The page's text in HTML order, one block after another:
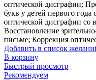
оптической дисграфии;
букв у детей первого
оптической дисграфии со
Восстановление
письме; Коррекция
Добавить в список
В корзину
Быстрый просмотр
Рекомендуем